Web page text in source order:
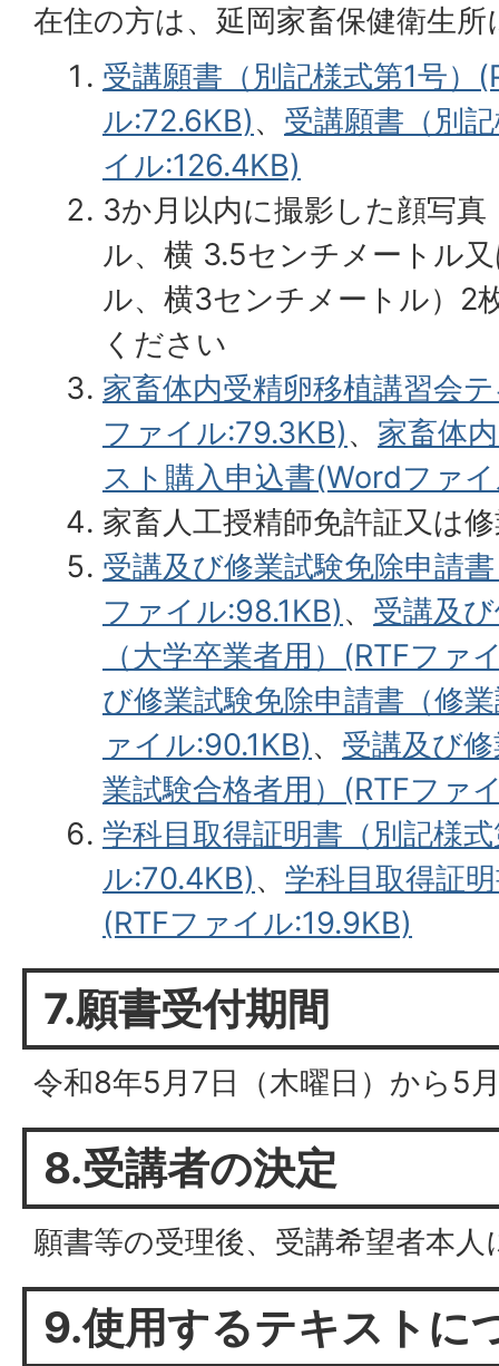
在住の方は、延岡家畜保健衛生
受講願書（別記様式第1号）
ル:72.6KB)、 受講願書（別
イル:126.4KB)
3か月以内に撮影した顔写
ル、横 3.5センチメートル
ル、横3センチメートル）2
ください
家畜体内受精卵移植講習会
ファイル:79.3KB)、 家畜体
スト購入申込書(Wordファ
家畜人工授精師免許証又は
受講及び修業試験免除申請
ファイル:98.1KB)、 受講及
（大学卒業者用）(RTFファ
び修業試験免除申請書（修
ァイル:90.1KB)、 受講及び
業試験合格者用）(RTFファ
学科目取得証明書（別記様
ル:70.4KB)、 学科目取得証
(RTFファイル:19.9KB)
7.願書受付期間
令和8年5月7日（木曜日）から5
8.受講者の決定
願書等の受理後、受講希望者本
9.使用するテキストに